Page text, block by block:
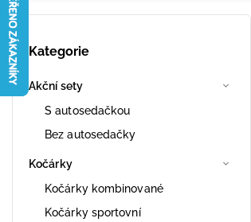
Kategorie
Akční sety
S autosedačkou
Bez autosedačky
Kočárky
Kočárky kombinované
Kočárky sportovní